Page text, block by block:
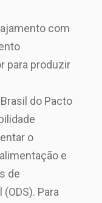
com
para produzir
do Pacto
o
e
de
Para